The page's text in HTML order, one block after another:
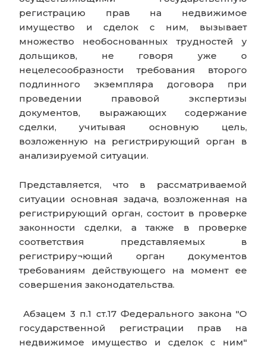
регистрацию прав на недвижимое
имущество и сделок с ним, вызывает
множество необоснованных трудностей у
дольщиков, не говоря уже о
нецелесообразности требования второго
подлинного экземпляра договора при
проведении правовой экспертизы
документов, выражающих содержание
сделки, учитывая основную цель,
возложенную на регистрирующий орган в
анализируемой ситуации.
Представляется, что в рассматриваемой
ситуации основная задача, возложенная на
регистрирующий орган, состоит в проверке
законности сделки, а также в проверке
соответствия представляемых в
регистриру¬ющий орган документов
требованиям действующего на момент ее
совершения законодательства.
Абзацем 3 п.1 ст.17 Федерального закона "О
государственной регистрации прав на
недвижимое имущество и сделок с ним"